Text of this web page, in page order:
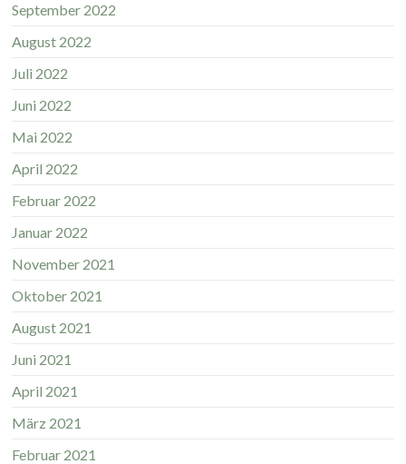
September 2022
August 2022
Juli 2022
Juni 2022
Mai 2022
April 2022
Februar 2022
Januar 2022
November 2021
Oktober 2021
August 2021
Juni 2021
April 2021
März 2021
Februar 2021